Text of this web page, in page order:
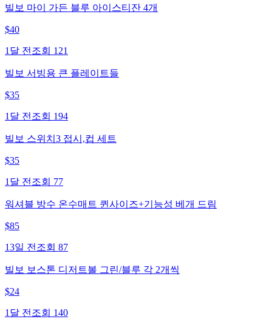
빌보 마이 가든 블루 아이스티잔 4개
$40
1달 전 조회 121
빌보 서빙용 큰 플레이트들
$35
1달 전 조회 194
빌보 스위치3 접시,컵 세트
$35
1달 전 조회 77
워셔블 방수 온수매트 퀸사이즈+기능성 베개 드림
$85
13일 전 조회 87
빌보 보스톤 디저트볼 그린/블루 각 2개씩
$24
1달 전 조회 140